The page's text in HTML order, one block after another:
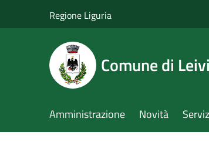
Regione Liguria
Comune di Leivi
Amministrazione Novità